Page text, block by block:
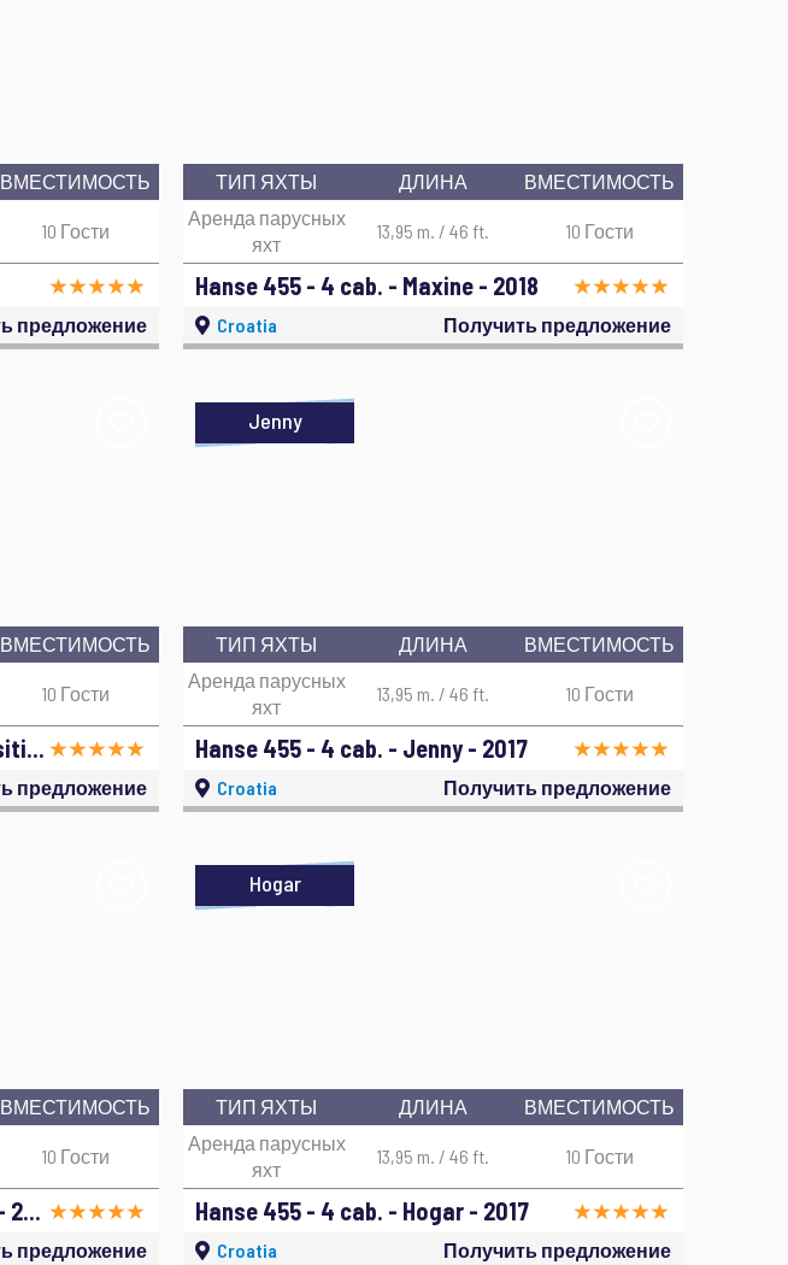
ВМЕСТИМОСТЬ
10 Гости
предложение
Hanse 455 - 4 cab. - Maxine - 2018
ТИП ЯХТЫ
Аренда парусных
яхт
ДЛИНА
13,95 m. / 46 ft.
ВМЕСТИМОСТЬ
10 Гости
Croatia Получить предложение
Hanse 455 - 4 cab. - Bare Necessities - 2018
ВМЕСТИМОСТЬ
10 Гости
предложение
Jenny
Hanse 455 - 4 cab. - Jenny - 2017
ТИП ЯХТЫ
Аренда парусных
яхт
ДЛИНА
13,95 m. / 46 ft.
ВМЕСТИМОСТЬ
10 Гости
Croatia Получить предложение
Hanse 455 - 4 cab. - Purple Rain - 2017
ВМЕСТИМОСТЬ
10 Гости
предложение
Hogar
Hanse 455 - 4 cab. - Hogar - 2017
ТИП ЯХТЫ
Аренда парусных
яхт
ДЛИНА
13,95 m. / 46 ft.
ВМЕСТИМОСТЬ
10 Гости
Croatia Получить предложение